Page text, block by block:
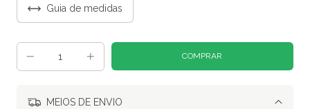
Guia de medidas
MEIOS DE ENVIO